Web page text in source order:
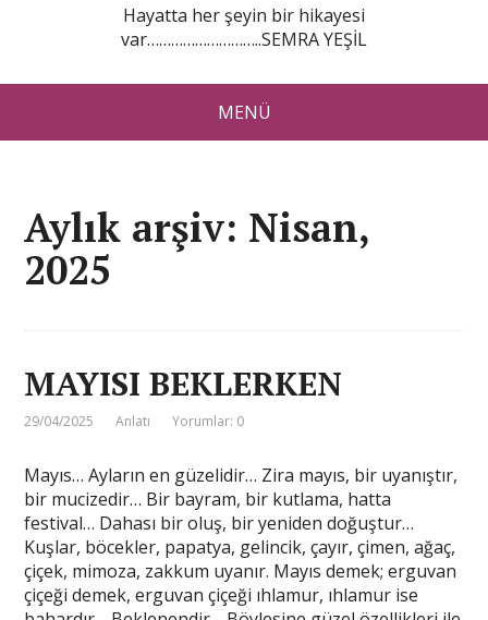
Hayatta her şeyin bir hikayesi
var………………………..SEMRA YEŞİL
MENÜ
Aylık arşiv: Nisan,
2025
MAYISI BEKLERKEN
29/04/2025 Anlatı Yorumlar: 0
Mayıs… Ayların en güzelidir… Zira mayıs, bir uyanıştır,
bir mucizedir… Bir bayram, bir kutlama, hatta
festival… Dahası bir oluş, bir yeniden doğuştur…
Kuşlar, böcekler, papatya, gelincik, çayır, çimen, ağaç,
çiçek, mimoza, zakkum uyanır. Mayıs demek; erguvan
çiçeği demek, erguvan çiçeği ıhlamur, ıhlamur ise